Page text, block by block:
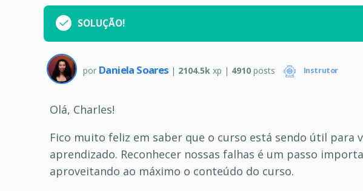
SOLUÇÃO!
por Daniela Soares | 2104.5k xp | 4910 posts Instrutor
Olá, Charles!
Fico muito feliz em saber que o curso está sendo útil
aprendizado. Reconhecer nossas falhas é um passo
aproveitando ao máximo o conteúdo do curso.